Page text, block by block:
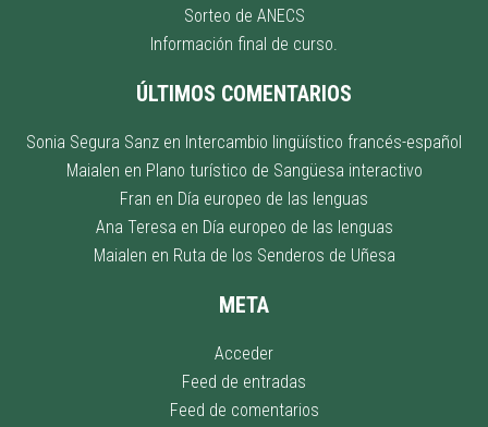
Sorteo de ANECS
Información final de curso.
ÚLTIMOS COMENTARIOS
Sonia Segura Sanz en Intercambio lingüístico francés-español
Maialen en Plano turístico de Sangüesa interactivo
Fran en Día europeo de las lenguas
Ana Teresa en Día europeo de las lenguas
Maialen en Ruta de los Senderos de Uñesa
META
Acceder
Feed de entradas
Feed de comentarios